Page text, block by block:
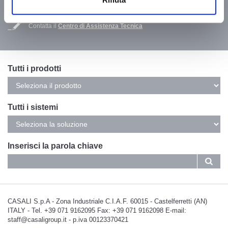
Contatta il Centro di Assistenza Tecnica
Tutti i prodotti
Tutti i sistemi
Inserisci la parola chiave
CASALI S.p.A - Zona Industriale C.I.A.F. 60015 - Castelferretti (AN)
ITALY - Tel. +39 071 9162095 Fax: +39 071 9162098 E-mail:
staff@casaligroup.it - p.iva 00123370421